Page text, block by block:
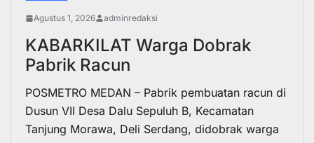
Agustus 1, 2026 adminredaksi
KABARKILAT Warga Dobrak
Pabrik Racun
POSMETRO MEDAN – Pabrik pembuatan racun di
Dusun VII Desa Dalu Sepuluh B, Kecamatan
Tanjung Morawa, Deli Serdang, didobrak warga